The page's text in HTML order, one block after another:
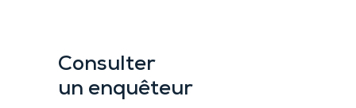
Consulter
un enquêteur